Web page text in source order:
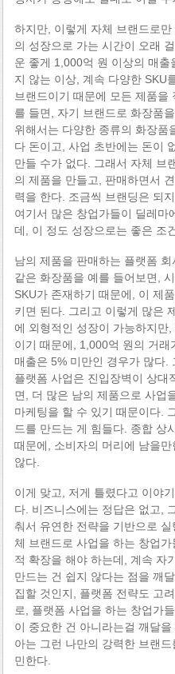
하지만, 이렇게 자체 브랜드로
의 성장으로 가는 시간이 오래
운 좋게 1,000억 원 이상의 매
지 않는 이상, 계속 다양한 SKU
브랜드이기 때문에 모든 제품을
를 들면, 자기 브랜드로 화장품
위해서는 다양한 종류의 화장품
다 돈이고, 사업 초반에는 돈이
만들 수가 없다. 그래서 자체 브
의 제품을 만들고, 판매하면서
력을 한다. 조금씩 브랜딩은 되
여기서 많은 창업가들이 딜레마
데, 이 정도 성장으로는 좋은 조
남의 제품을 판매하는 플랫폼
같은 화장품을 예를 들어보면,
SKU가 존재하기 때문에, 이 제
키면 된다. 그리고 이렇게 많은
에 외형적인 성장이 가능하지만
이기 때문에, 1,000억 원의 거
매출은 5% 미만인 경우가 많다.
플랫폼 사업은 진입장벽이 상대
면, 더 많은 남의 제품으로 사업
마케팅을 할 수 있기 때문이다.
드를 만드는 게 힘들다. 종합 상
때문에, 소비자의 머리에 남을
않다.
이게 맞고, 저게 틀렸다고 이야
다. 비즈니스에는 정답은 없고,
춰서 유연한 전략을 기반으로
체 브랜드로 사업을 하는 창업
적 확장을 해야 하는데, 계속 자
만드는 건 쉽지 않다는 점을 깨
집할 것인지, 플랫폼 전략도 고
로, 플랫폼 사업을 하는 창업가
이 중요한 건 아니라는걸 깨달
아는 그런 나만의 강력한 브랜
민한다.